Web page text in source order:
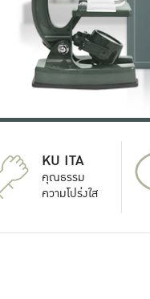
KU ITA
คุณธรรม
ความโปร่งใส